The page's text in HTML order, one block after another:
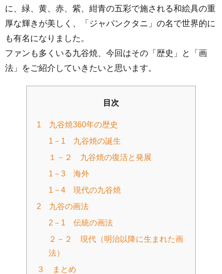
に、緑、黄、赤、紫、紺青の五彩で施される和絵具の重
厚な輝きが美しく、「ジャパンクタニ」の名で世界的に
も有名になりました。
ファンも多くいる九谷焼、今回はその「歴史」と「画
法」をご紹介していきたいと思います。
目次
1 九谷焼360年の歴史
1－1 九谷焼の誕生
１－２ 九谷焼の復活と発展
1－3 海外
1－4 現代の九谷焼
2 九谷の画法
2－1 伝統の画法
２－２ 現代（明治以降に生まれた画
法）
３ まとめ